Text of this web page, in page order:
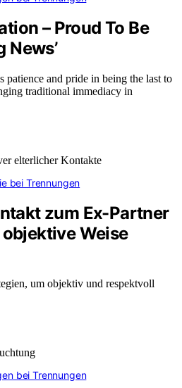
– Proud To Be
News’
patience and pride in being the last to
traditional immediacy in
bei Trennungen
zum Ex-Partner
Weise
um objektiv und respektvoll
bei Trennungen